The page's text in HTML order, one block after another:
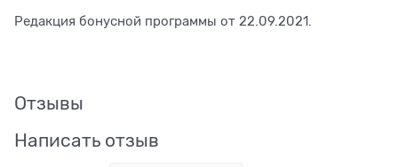
Редакция бонусной программы от 22.09.2021.
Отзывы
Написать отзыв